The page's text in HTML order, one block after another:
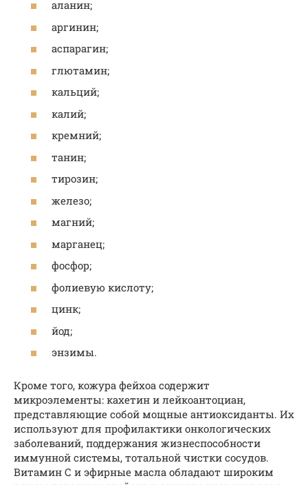
аланин;
аргинин;
аспарагин;
глютамин;
кальций;
калий;
кремний;
танин;
тирозин;
железо;
магний;
марганец;
фосфор;
фолиевую кислоту;
цинк;
йод;
энзимы.
Кроме того, кожура фейхоа содержит
микроэлементы: кахетин и лейкоантоциан,
представляющие собой мощные антиоксиданты. Их
используют для профилактики онкологических
заболеваний, поддержания жизнеспособности
иммунной системы, тотальной чистки сосудов.
Витамин С и эфирные масла обладают широким